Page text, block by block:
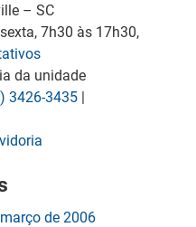
– SC
7h30 às 17h30,
da unidade
3426-3435 |
de 2006